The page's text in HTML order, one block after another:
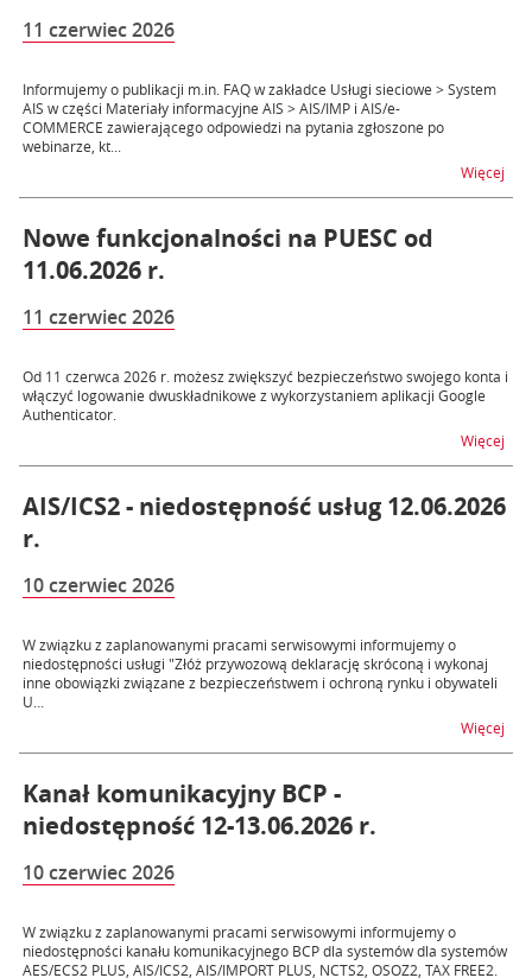
11 czerwiec 2026
Informujemy o publikacji m.in. FAQ w zakładce Usługi sieciowe > System
AIS w części Materiały informacyjne AIS > AIS/IMP i AIS/e-
COMMERCE zawierającego odpowiedzi na pytania zgłoszone po
webinarze, kt...
Więcej
Nowe funkcjonalności na PUESC od
11.06.2026 r.
11 czerwiec 2026
Od 11 czerwca 2026 r. możesz zwiększyć bezpieczeństwo swojego konta i
włączyć logowanie dwuskładnikowe z wykorzystaniem aplikacji Google
Authenticator.
Więcej
AIS/ICS2 - niedostępność usług 12.06.2026
r.
10 czerwiec 2026
W związku z zaplanowanymi pracami serwisowymi informujemy o
niedostępności usługi "Złóż przywozową deklarację skróconą i wykonaj
inne obowiązki związane z bezpieczeństwem i ochroną rynku i obywateli
U...
Więcej
Kanał komunikacyjny BCP -
niedostępność 12-13.06.2026 r.
10 czerwiec 2026
W związku z zaplanowanymi pracami serwisowymi informujemy o
niedostępności kanału komunikacyjnego BCP dla systemów dla systemów
AES/ECS2 PLUS, AIS/ICS2, AIS/IMPORT PLUS, NCTS2, OSOZ2, TAX FREE2.